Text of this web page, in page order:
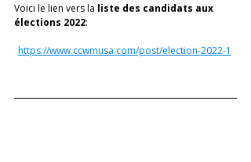
Voici le lien vers la liste des candidats aux
élections 2022:
https://www.ccwmusa.com/post/election-2022-1